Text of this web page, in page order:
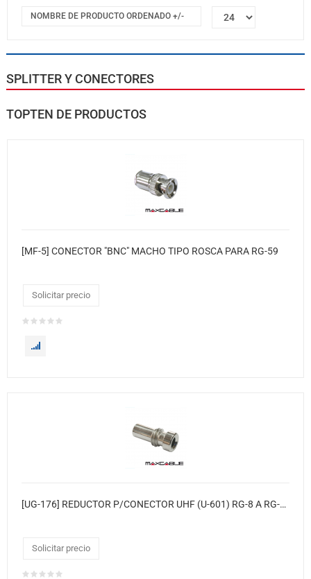
NOMBRE DE PRODUCTO ORDENADO +/-
SPLITTER Y CONECTORES
TOPTEN DE PRODUCTOS
[MF-5] CONECTOR "BNC" MACHO TIPO ROSCA PARA RG-59
Solicitar precio
[UG-176] REDUCTOR P/CONECTOR UHF (U-601) RG-8 A RG-59
Solicitar precio